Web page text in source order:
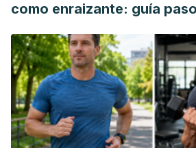
como enraizante: guía